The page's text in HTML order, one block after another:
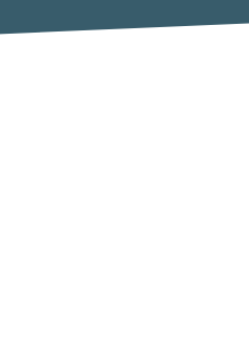
Vimeo